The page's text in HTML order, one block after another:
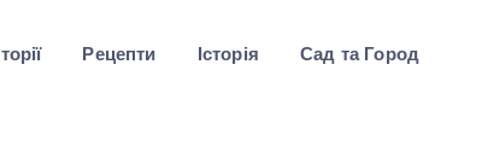
Рецепти Історія Сад та Город